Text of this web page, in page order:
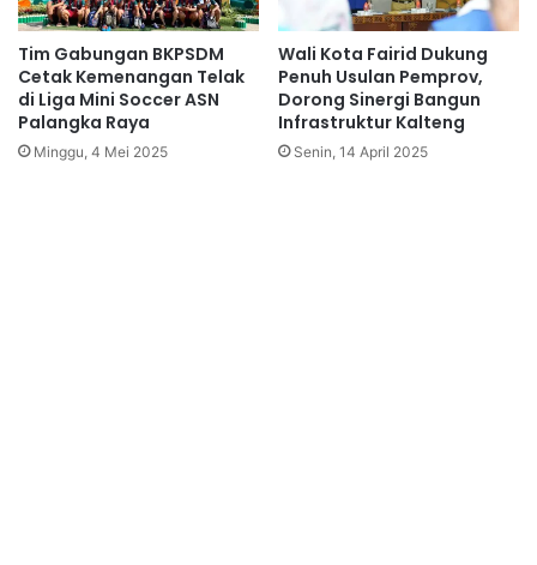
Tim Gabungan BKPSDM
Cetak Kemenangan Telak
di Liga Mini Soccer ASN
Palangka Raya
Minggu, 4 Mei 2025
Wali Kota Fairid Dukung
Penuh Usulan Pemprov,
Dorong Sinergi Bangun
Infrastruktur Kalteng
Senin, 14 April 2025